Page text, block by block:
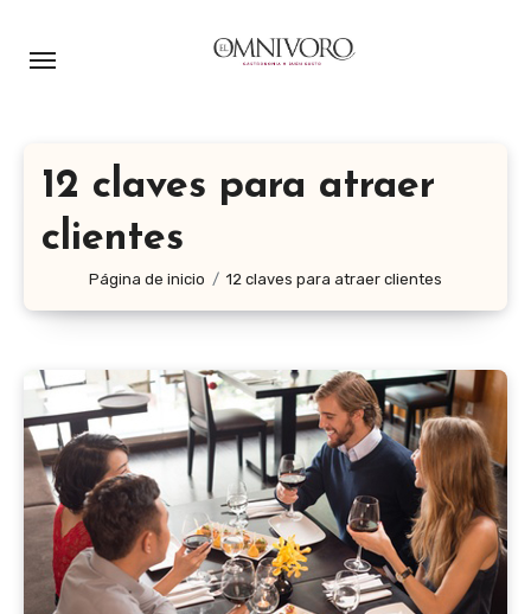
12 claves para atraer
clientes
Página de inicio 12 claves para atraer clientes